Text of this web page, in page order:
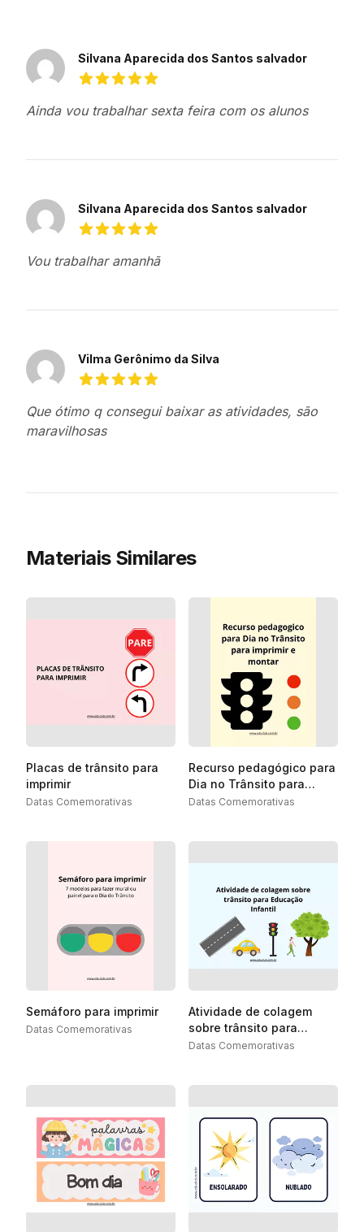
Avaliações recentes
Silvana Aparecida dos Santos salvador
Ainda vou trabalhar sexta feira com os alunos
Silvana Aparecida dos Santos salvador
Vou trabalhar amanhã
Vilma Gerônimo da Silva
Que ótimo q consegui baixar as atividades, são
maravilhosas
Materiais Similares
Placas de trânsito para
imprimir
Datas Comemorativas
Recurso pedagógico para
Dia no Trânsito para
imprimir e montar
Datas Comemorativas
Semáforo para imprimir
Datas Comemorativas
Atividade de colagem
sobre trânsito para
Educação Infantil
Datas Comemorativas